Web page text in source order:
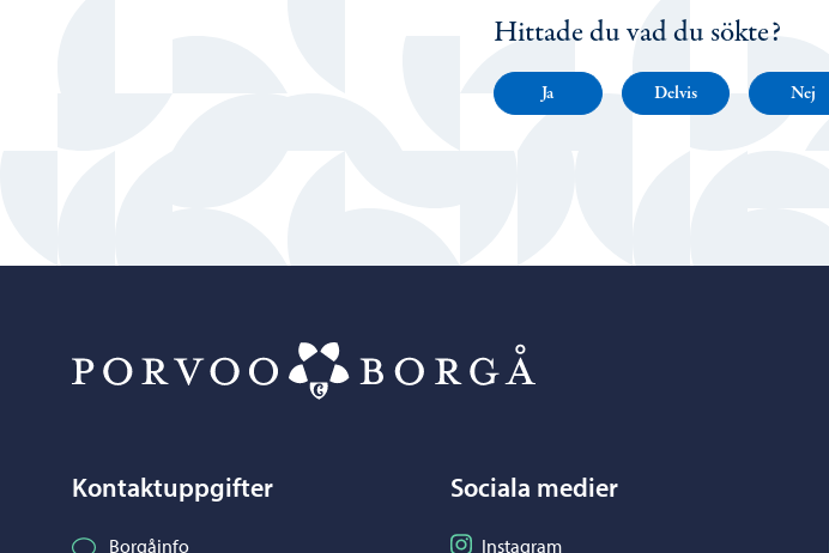
Hittade du vad du sökte?
Ja Delvis Nej
Kontaktuppgifter
Borgåinfo
Sociala medier
Följ på Instagram
Instagram